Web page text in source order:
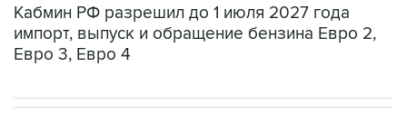
Кабмин РФ разрешил до 1 июля 2027 года
импорт, выпуск и обращение бензина Евро 2,
Евро 3, Евро 4